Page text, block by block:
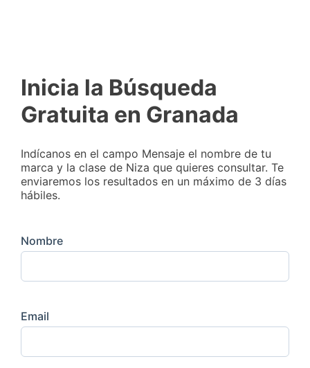
Inicia la Búsqueda
Gratuita en Granada
Indícanos en el campo Mensaje el nombre de tu
marca y la clase de Niza que quieres consultar. Te
enviaremos los resultados en un máximo de 3 días
hábiles.
Nombre
Email